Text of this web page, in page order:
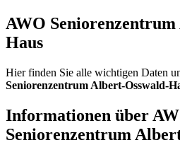
AWO
Haus
Hier finden Sie alle wichtigen Daten
Seniorenzentrum Albert-Osswald-
Informationen über
Seniorenzentrum